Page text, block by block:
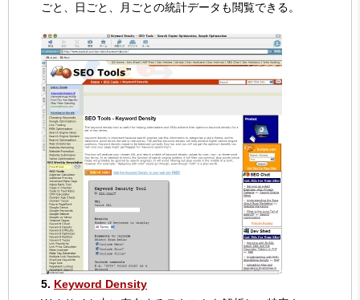
ごと、日ごと、月ごとの統計データも閲覧できる。
5. Keyword Density